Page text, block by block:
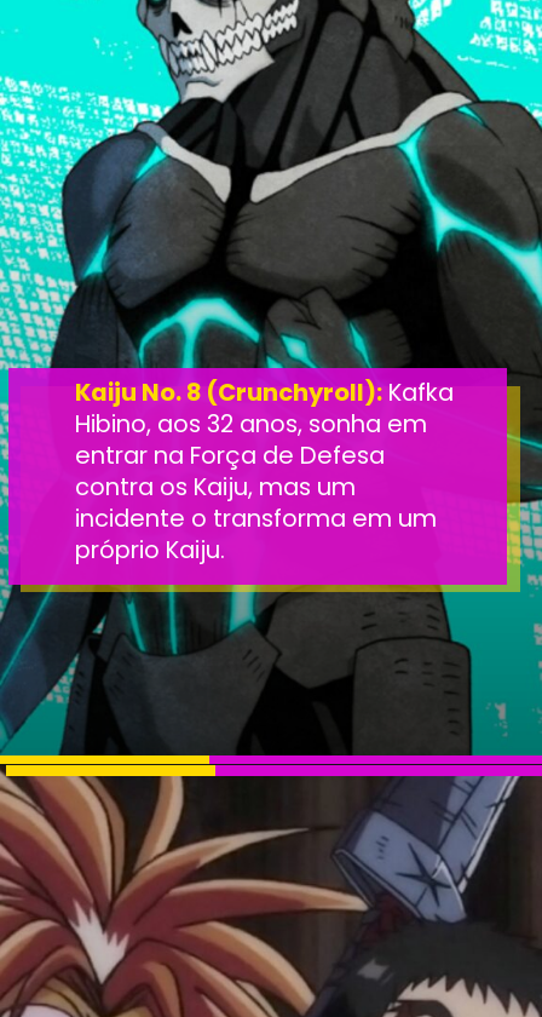
Kaiju No. 8 (Crunchyroll): Kafka
Hibino, aos 32 anos, sonha em
entrar na Força de Defesa
contra os Kaiju, mas um
incidente o transforma em um
próprio Kaiju.